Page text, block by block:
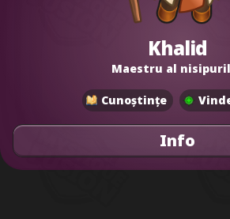
Khalid
Maestru al
Cunoștințe
Info